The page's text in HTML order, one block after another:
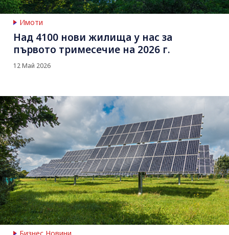
Имоти
Над 4100 нови жилища у нас за
първото тримесечие на 2026 г.
12 Май 2026